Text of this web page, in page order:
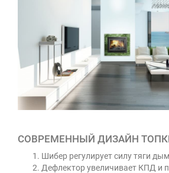
СОВРЕМЕННЫЙ ДИЗАЙН
Шибер регулирует силу тяги
Дефлектор увеличивает КПД и